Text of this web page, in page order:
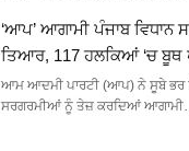
‘ਆਪ’ ਆਗਾਮੀ ਪੰਜਾਬ ਵਿਧਾਨ
ਤਿਆਰ, 117 ਹਲਕਿਆਂ ‘ਚ
ਆਮ ਆਦਮੀ ਪਾਰਟੀ (ਆਪ) ਨੇ ਸੂਬੇ
ਸਰਗਰਮੀਆਂ ਨੂੰ ਤੇਜ਼ ਕਰਦਿਆਂ